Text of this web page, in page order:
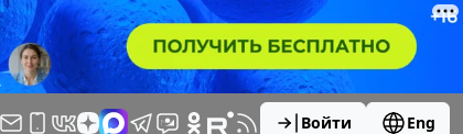
Войти Eng